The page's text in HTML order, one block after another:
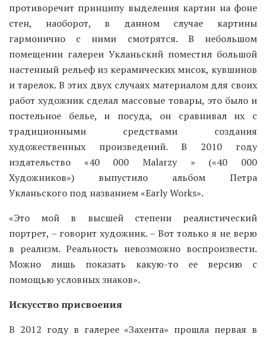
противоречит принципу выделения картин на фоне
стен, наоборот, в данном случае картины
гармонично с ними смотрятся. В небольшом
помещении галереи Укланьский поместил большой
настенный рельеф из керамических мисок, кувшинов
и тарелок. В этих двух случаях материалом для своих
работ художник сделал массовые товары, это было и
постельное белье, и посуда, он сравнивал их с
традиционными средствами создания
художественных произведений. В 2010 году
издательство «40 000 Malarzy » («40 000
Художников») выпустило альбом Петра
Укланьского под названием «Early Works».
«Это мой в высшей степени реалистический
портрет, – говорит художник. – Вот только я не верю
в реализм. Реальность невозможно воспроизвести.
Можно лишь показать какую-то ее версию с
помощью условных знаков».
Искусство присвоения
В 2012 году в галерее «Захента» прошла первая в